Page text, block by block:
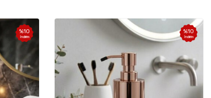
%10
İndirim
%10
İndirim